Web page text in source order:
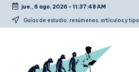
Saltar
jue., 6 ago. 2026 - 11:37:48 AM
Guías de estudio, resúmenes, artículos y tips